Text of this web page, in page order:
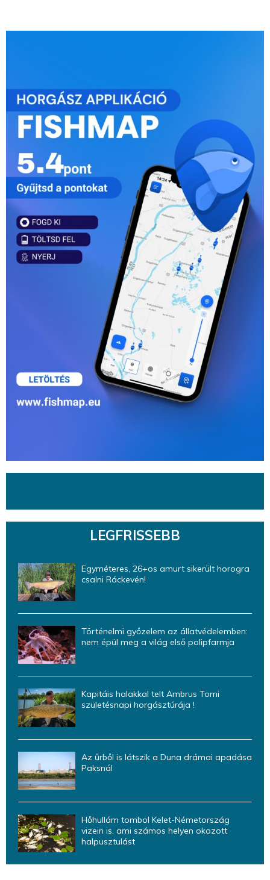
LEGFRISSEBB
Egyméteres, 26+os amurt sikerült horogra
csalni Ráckevén!
Történelmi győzelem az állatvédelemben:
nem épül meg a világ első polipfarmja
Kapitáis halakkal telt Ambrus Tomi
születésnapi horgásztúrája !
Az űrből is látszik a Duna drámai apadása
Paksnál
Hőhullám tombol Kelet-Németország
vizein is, ami számos helyen okozott
halpusztulást